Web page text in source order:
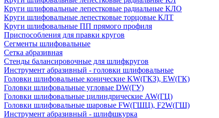
Круги шлифовальные лепестковые радиальные КЛО
Круги шлифовальные лепестковые торцовые КЛТ
Круги шлифовальные ПП прямого профиля
Приспособления для правки кругов
Сегменты шлифовальные
Сетка абразивная
Стенды балансировочные для шлифкругов
Инструмент абразивный - головки шлифовальные
Головки шлифовальные конические KW(ГКЗ), EW(ГК)
Головки шлифовальные угловые DW(ГУ)
Головки шлифовальные цилиндрические AW(ГЦ)
Головки шлифовальные шаровые FW(ГШЦ), F2W(ГШ)
Инструмент абразивный - шлифшкурка